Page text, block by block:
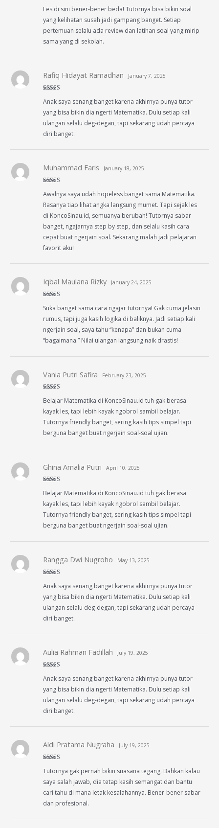
of 5
Les di sini bener-bener beda! Tutornya bisa bikin soal
yang kelihatan susah jadi gampang banget. Setiap
pertemuan selalu ada review dan latihan soal yang mirip
sama yang di sekolah.
of 5
Rafiq Hidayat Ramadhan January 7, 2025
Anak saya senang banget karena akhirnya punya tutor
yang bisa bikin dia ngerti Matematika. Dulu setiap kali
ulangan selalu deg-degan, tapi sekarang udah percaya
diri banget.
of 5
Muhammad Faris January 18, 2025
Awalnya saya udah hopeless banget sama Matematika.
Rasanya tiap lihat angka langsung mumet. Tapi sejak les
di KoncoSinau.id, semuanya berubah! Tutornya sabar
banget, ngajarnya step by step, dan selalu kasih cara
cepat buat ngerjain soal. Sekarang malah jadi pelajaran
favorit aku!
of 5
Iqbal Maulana Rizky January 24, 2025
Suka banget sama cara ngajar tutornya! Gak cuma jelasin
rumus, tapi juga kasih logika di baliknya. Jadi setiap kali
ngerjain soal, saya tahu “kenapa” dan bukan cuma
“bagaimana.” Nilai ulangan langsung naik drastis!
of 5
Vania Putri Safira February 23, 2025
Belajar Matematika di KoncoSinau.id tuh gak berasa
kayak les, tapi lebih kayak ngobrol sambil belajar.
Tutornya friendly banget, sering kasih tips simpel tapi
berguna banget buat ngerjain soal-soal ujian.
of 5
Ghina Amalia Putri April 10, 2025
Belajar Matematika di KoncoSinau.id tuh gak berasa
kayak les, tapi lebih kayak ngobrol sambil belajar.
Tutornya friendly banget, sering kasih tips simpel tapi
berguna banget buat ngerjain soal-soal ujian.
of 5
Rangga Dwi Nugroho May 13, 2025
Anak saya senang banget karena akhirnya punya tutor
yang bisa bikin dia ngerti Matematika. Dulu setiap kali
ulangan selalu deg-degan, tapi sekarang udah percaya
diri banget.
of 5
Aulia Rahman Fadillah July 19, 2025
Anak saya senang banget karena akhirnya punya tutor
yang bisa bikin dia ngerti Matematika. Dulu setiap kali
ulangan selalu deg-degan, tapi sekarang udah percaya
diri banget.
of 5
Aldi Pratama Nugraha July 19, 2025
Tutornya gak pernah bikin suasana tegang. Bahkan kalau
saya salah jawab, dia tetap kasih semangat dan bantu
cari tahu di mana letak kesalahannya. Bener-bener sabar
dan profesional.